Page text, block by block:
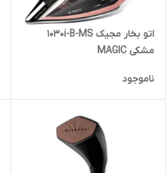
اتو بخار مجیک 1030i-B-MS
مشکی MAGIC
ناموجود